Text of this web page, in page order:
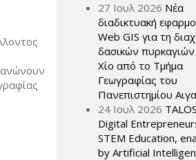
27 Ιουλ 2026 Νέα
διαδικτυακή
Web GIS για τη
δασικών
Χίο από το Τμήμα
Γεωγραφίας του
Πανεπιστημίου
24 Ιουλ 2026
Digital
STEM Education,
by Artificial